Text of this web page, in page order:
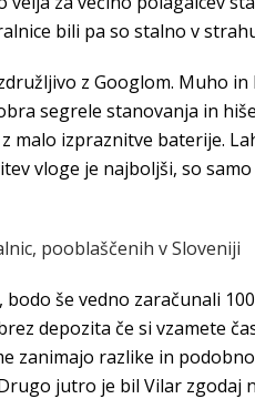
bili pa so stalno v
z Googlom. Muho
segrele stanovanja in
malo izpraznitve baterije.
vloge je najboljši, so
pooblaščenih v Sloveniji
še vedno zaračunali
depozita če si vzamete
zanimajo razlike in
jutro je bil Vilar